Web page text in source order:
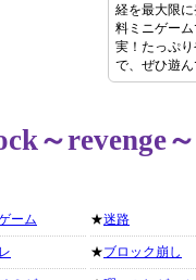
経を最大限
料ミニゲー
実！たっぷ
で、ぜひ遊
～revenge
ーム ★迷路
★ブロック崩し